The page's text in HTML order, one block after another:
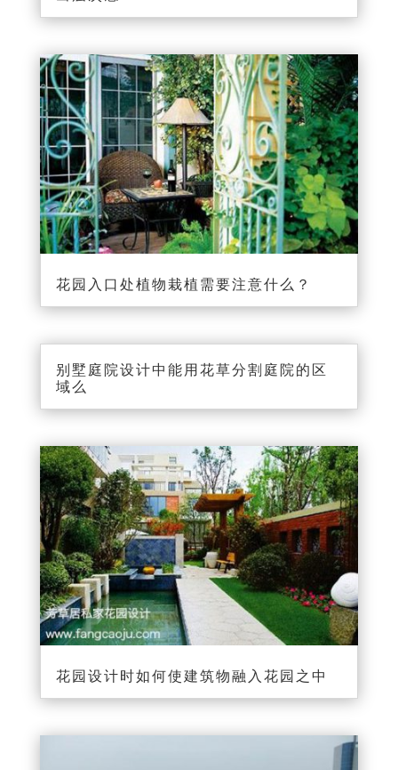
花园入口处植物栽植需要注意什么？
别墅庭院设计中能用花草分割庭院的区
域么
花园设计时如何使建筑物融入花园之中